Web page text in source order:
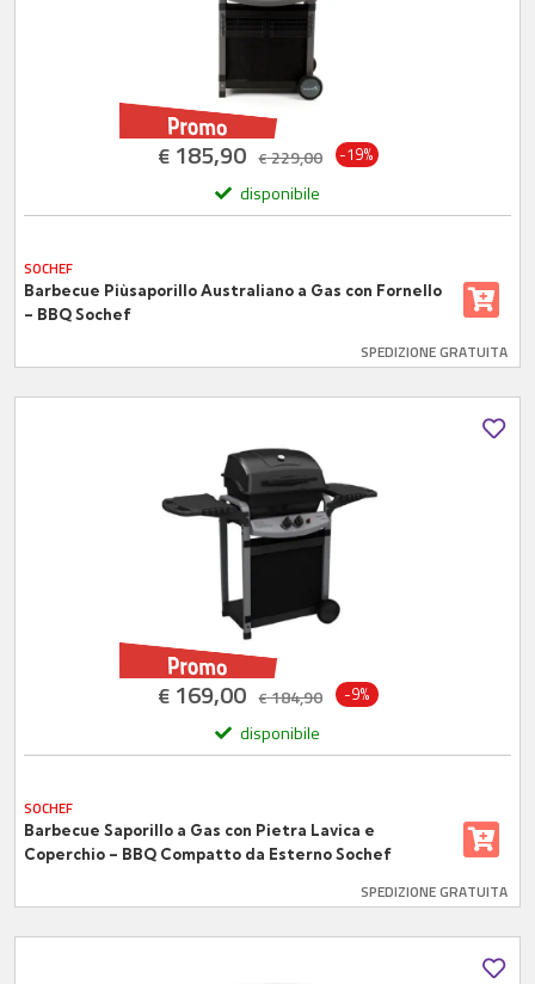
€185,90 €229,00 -19%
disponibile
SOCHEF
Barbecue Piùsaporillo Australiano a Gas con Fornello
– BBQ Sochef
SPEDIZIONE GRATUITA
€169,00 €184,90 -9%
disponibile
SOCHEF
Barbecue Saporillo a Gas con Pietra Lavica e
Coperchio – BBQ Compatto da Esterno Sochef
SPEDIZIONE GRATUITA